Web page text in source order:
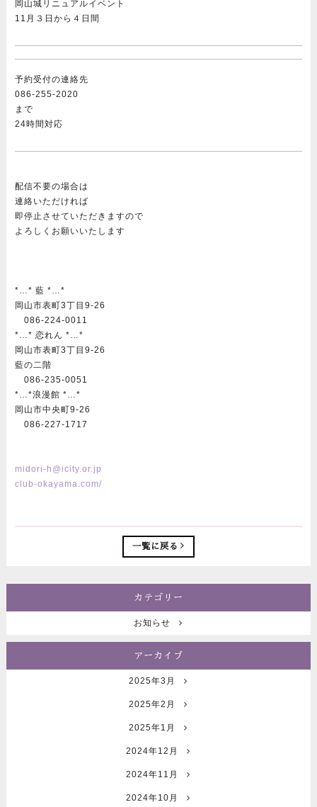
岡山城リニュアルイベント
11月３日から４日間
予約受付の連絡先
086-255-2020
まで
24時間対応
配信不要の場合は
連絡いただければ
即停止させていただきますので
よろしくお願いいたします
*…* 藍 *…*
岡山市表町3丁目9-26
086-224-0011
*…* 恋れん *…*
岡山市表町3丁目9-26
藍の二階
086-235-0051
*…*浪漫館 *…*
岡山市中央町9-26
086-227-1717
midori-h@icity.or.jp
club-okayama.com/
一覧に戻る
カテゴリー
お知らせ
アーカイブ
2025年3月
2025年2月
2025年1月
2024年12月
2024年11月
2024年10月